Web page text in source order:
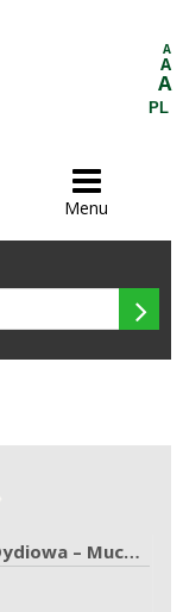
A
A
A
PL

Menu

NADLEŚNICTWO STUPOSIANY - Dydiowa – Muczne 1915 r.